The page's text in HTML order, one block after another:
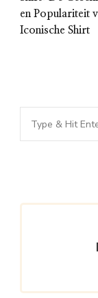
en Populariteit
Iconische Shirt
Looking
for